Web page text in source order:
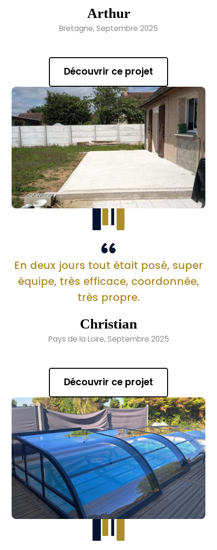
Arthur
Bretagne, Septembre 2025
Découvrir ce projet
En deux jours tout était posé, super
équipe, très efficace, coordonnée,
très propre.
Christian
Pays de la Loire, Septembre 2025
Découvrir ce projet